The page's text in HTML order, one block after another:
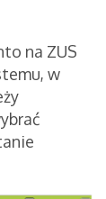
na ZUS
w